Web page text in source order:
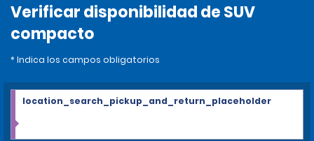
Verificar disponibilidad de SUV
compacto
* Indica los campos obligatorios
location_search_pickup_and_return_placeholder